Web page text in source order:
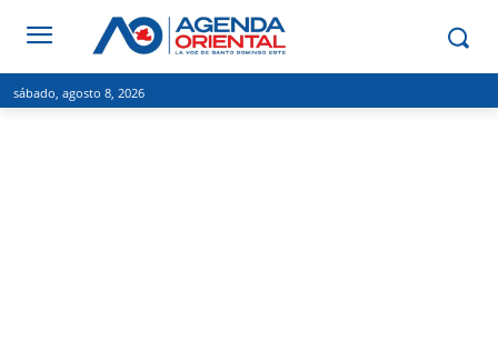
sábado, agosto 8, 2026